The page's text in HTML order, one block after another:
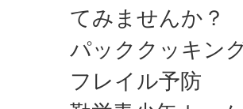
てみませんか？
パッククッキン
フレイル予防